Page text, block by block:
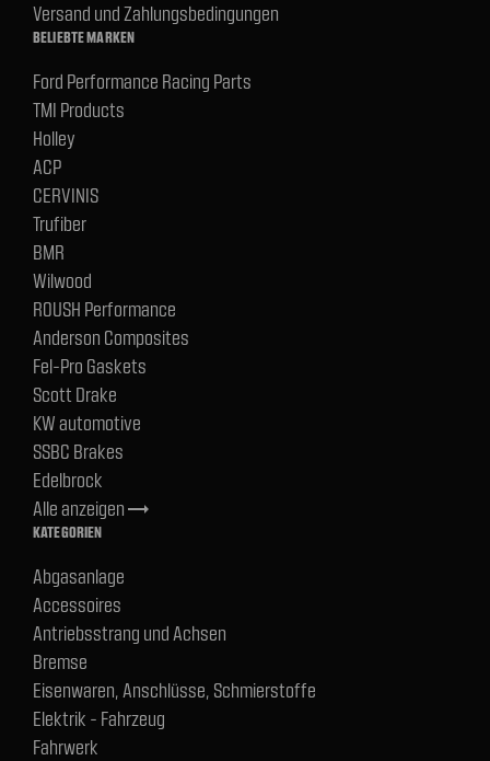
Versand und Zahlungsbedingungen
BELIEBTE MARKEN
Ford Performance Racing Parts
TMI Products
Holley
ACP
CERVINIS
Trufiber
BMR
Wilwood
ROUSH Performance
Anderson Composites
Fel-Pro Gaskets
Scott Drake
KW automotive
SSBC Brakes
Edelbrock
Alle anzeigentrending_flat
KATEGORIEN
Abgasanlage
Accessoires
Antriebsstrang und Achsen
Bremse
Eisenwaren, Anschlüsse, Schmierstoffe
Elektrik - Fahrzeug
Fahrwerk